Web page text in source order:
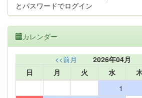
とパスワードでログイン
カレンダー
<<前月 2026年04月
日
月 火 水
1